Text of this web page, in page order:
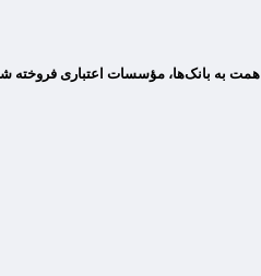
بر اساس اعلام بانک مرکزی در ششمین حراج اوراق مالی اسلامی دولتی ۶.۱ همت در نماد اراد ۲۲۰ و بیش از ۲